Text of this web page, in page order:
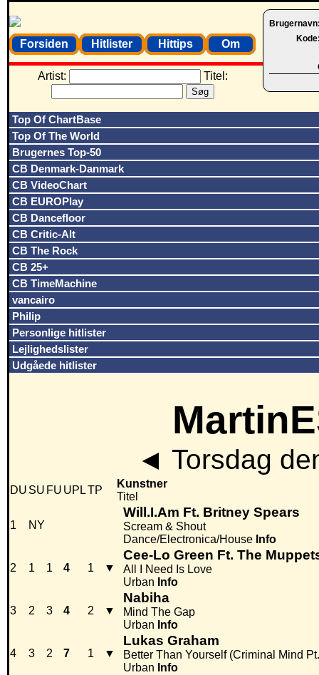
Forsiden Hitlister Hittips Om
Artist: Titel:
Top Of ChartBase
Top Of The World
Brugernes Top-50
CB Denmark-Danmark
CB VideoChart
CB EUROPlay
CB Dancefloor
CB Critic-Alt
CB The Rock
CB 25+
CB TimeMachine
vancairo
Philip
Personlige hitlister
Lejlighedslister
Udgåede hitlister
◄ Torsdag
DU SU FU UPLTP
Kunstner
Titel
1 NY
Will.I.Am Ft. Britney Spears
Scream & Shout
Dance/Electronica/House Info
2 1 1 4 1 ▼
Cee-Lo Green Ft. The
All I Need Is Love
Urban Info
3 2 3 4 2 ▼
Nabiha
Mind The Gap
Urban Info
4 3 2 7 1 ▼
Lukas Graham
Better Than Yourself (Criminal Mind
Urban Info